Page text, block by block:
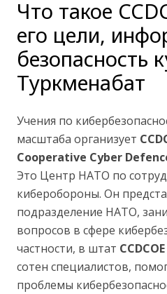
Что такое
его цели,
безопасность
Туркменабат
Учения по
масштаба организует
Cooperative Cyber
Это Центр НАТО по
киберобороны. Он
подразделение НАТО,
вопросов в сфере
частности, в штат CCDCOE
сотен специалистов,
проблемы